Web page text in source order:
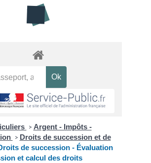
> Argent - Impôts -
> Droits de succession et de
de succession - Évaluation
et calcul des droits